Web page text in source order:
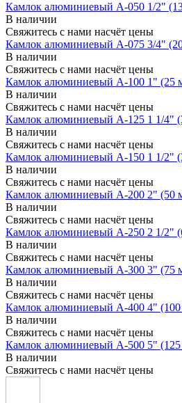
Камлок алюминиевый A-050 1/2"
В наличии
Свяжитесь с нами насчёт цены
Камлок алюминиевый A-075 3/4"
В наличии
Свяжитесь с нами насчёт цены
Камлок алюминиевый A-100 1" (25
В наличии
Свяжитесь с нами насчёт цены
Камлок алюминиевый A-125 1 1/4"
В наличии
Свяжитесь с нами насчёт цены
Камлок алюминиевый A-150 1 1/2"
В наличии
Свяжитесь с нами насчёт цены
Камлок алюминиевый A-200 2" (50
В наличии
Свяжитесь с нами насчёт цены
Камлок алюминиевый A-250 2 1/2"
В наличии
Свяжитесь с нами насчёт цены
Камлок алюминиевый A-300 3" (75
В наличии
Свяжитесь с нами насчёт цены
Камлок алюминиевый A-400 4"
В наличии
Свяжитесь с нами насчёт цены
Камлок алюминиевый A-500 5"
В наличии
Свяжитесь с нами насчёт цены